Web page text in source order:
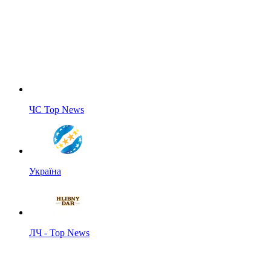
ЧС Top News
Україна
ЛЧ - Top News